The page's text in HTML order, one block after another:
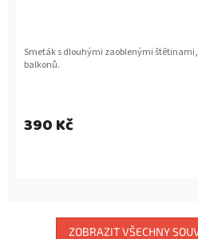
390 Kč
Smeták s dlouhými zaoblenými
balkonů.
ZOBRAZIT VŠECHNY